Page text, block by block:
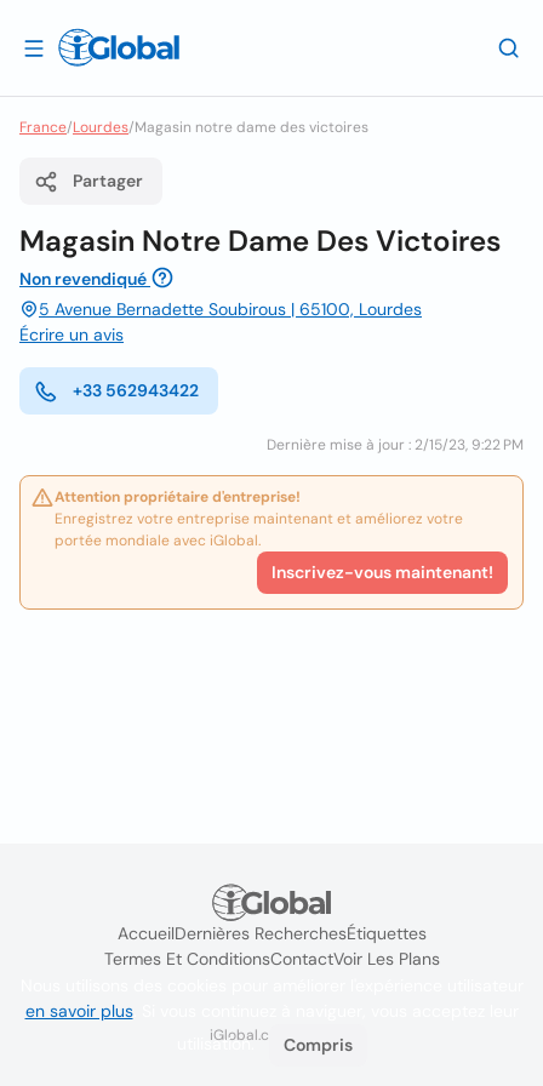
France/Lourdes/Magasin notre dame des victoires
Partager
Magasin Notre Dame Des Victoires
Non revendiqué
5 Avenue Bernadette Soubirous | 65100, Lourdes
Écrire un avis
+33 562943422
Dernière mise à jour : 2/15/23, 9:22 PM
Attention propriétaire d'entreprise!
Enregistrez votre entreprise maintenant et améliorez votre
portée mondiale avec iGlobal.
Inscrivez-vous maintenant!
AccueilDernières RecherchesÉtiquettes
Termes Et ConditionsContactVoir Les Plans
iGlobal.co @ 2024
en savoir plus. Si vous continuez à naviguer, vous acceptez leur
utilisation.
Compris